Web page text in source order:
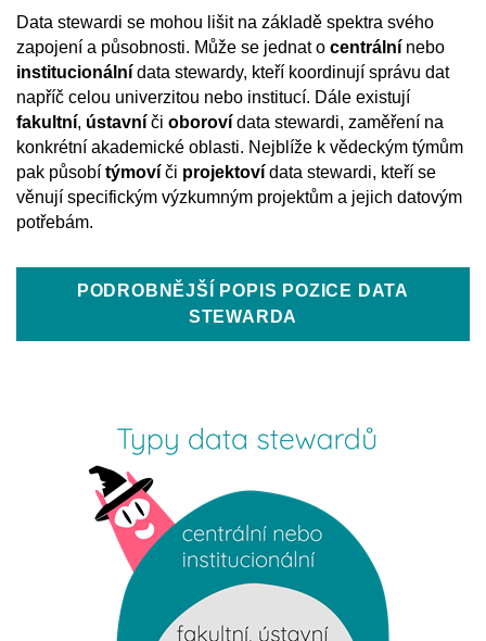
Data stewardi se mohou lišit na základě spektra svého
zapojení a působnosti. Může se jednat o centrální nebo
institucionální data stewardy, kteří koordinují správu dat
napříč celou univerzitou nebo institucí. Dále existují
fakultní, ústavní či oboroví data stewardi, zaměření na
konkrétní akademické oblasti. Nejblíže k vědeckým týmům
pak působí týmoví či projektoví data stewardi, kteří se
věnují specifickým výzkumným projektům a jejich datovým
potřebám.
PODROBNĚJŠÍ POPIS POZICE DATA
STEWARDA